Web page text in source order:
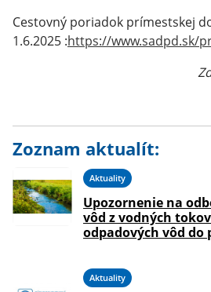
Cestovný poriadok prímestskej
1.6.2025 :https://www.sadpd.sk/
Zoznam aktualít:
Aktuality
Upozornenie na
vôd z vodných
odpadových vôd do
Aktuality